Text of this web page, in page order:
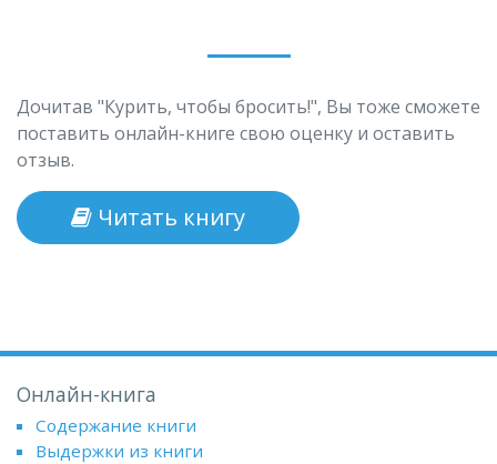
Дочитав "Курить, чтобы бросить!", Вы тоже сможете
поставить онлайн-книге свою оценку и оставить
отзыв.
Читать книгу
Онлайн-книга
Содержание книги
Выдержки из книги